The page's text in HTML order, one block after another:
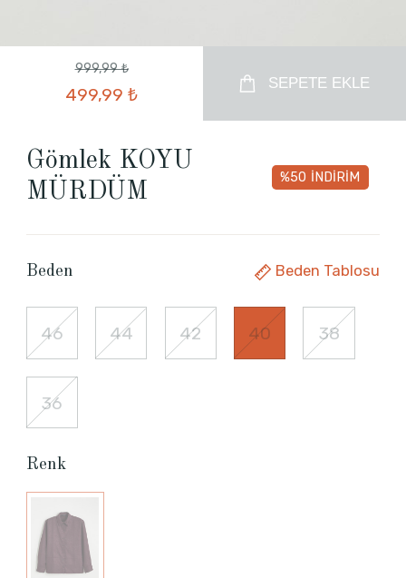
999,99 ₺
499,99 ₺
SEPETE EKLE
Gömlek KOYU
MÜRDÜM
%50 İNDİRİM
Beden Beden Tablosu
46 44 42 40 38
36
Renk